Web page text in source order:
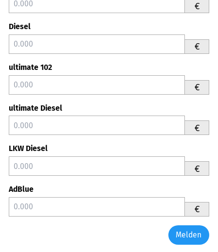
€
Diesel
€
ultimate 102
€
ultimate Diesel
€
LKW Diesel
€
AdBlue
€
Melden